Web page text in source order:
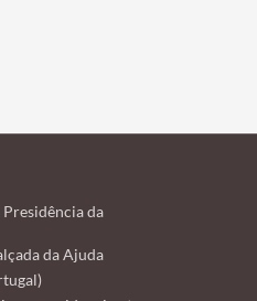
da
da Ajuda